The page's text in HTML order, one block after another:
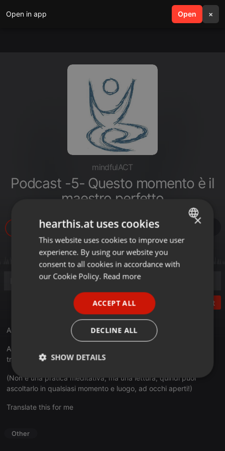
Open in app Open ×
search menu
mindfulACT
Podcast -5- Questo momento è il
maestro perfetto
157
Post
Ascolta il 5° episodio del Podcast dimindfulACT.it
Audio-riflessione sulla consapevolezza del momento presente,
tratta da Pema Chödrön.
(Non è una pratica meditativa, ma una lettura, quindi puoi
ascoltarlo in qualsiasi momento e luogo, ad occhi aperti!)
Translate this for me
Other
ENGLISH
GERMAN
×
hearthis.at uses cookies
This website uses cookies to improve user
experience. By using our website you
consent to all cookies in accordance with
our Cookie Policy. Read more
ACCEPT ALL
DECLINE ALL
SHOW DETAILS
Strictly
necessary
Targeting Functionality